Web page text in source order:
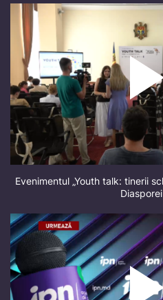
Evenimentul „Youth talk: tinerii